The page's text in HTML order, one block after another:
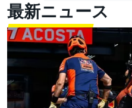
最新ニュース